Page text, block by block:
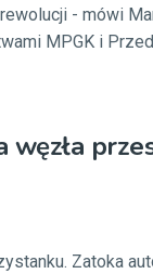
- mówi
MPGK i
węzła
Zatoka